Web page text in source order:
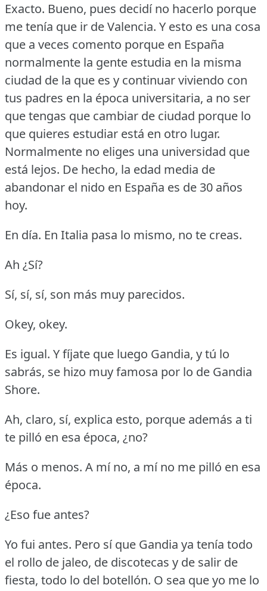
Exacto. Bueno, pues decidí no hacerlo porque
me tenía que ir de Valencia. Y esto es una cosa
que a veces comento porque en España
normalmente la gente estudia en la misma
ciudad de la que es y continuar viviendo con
tus padres en la época universitaria, a no ser
que tengas que cambiar de ciudad porque lo
que quieres estudiar está en otro lugar.
Normalmente no eliges una universidad que
está lejos. De hecho, la edad media de
abandonar el nido en España es de 30 años
hoy.
En día. En Italia pasa lo mismo, no te creas.
Ah ¿Sí?
Sí, sí, sí, son más muy parecidos.
Okey, okey.
Es igual. Y fíjate que luego Gandia, y tú lo
sabrás, se hizo muy famosa por lo de Gandia
Shore.
Ah, claro, sí, explica esto, porque además a ti
te pilló en esa época, ¿no?
Más o menos. A mí no, a mí no me pilló en esa
época.
¿Eso fue antes?
Yo fui antes. Pero sí que Gandia ya tenía todo
el rollo de jaleo, de discotecas y de salir de
fiesta, todo lo del botellón. O sea que yo me lo